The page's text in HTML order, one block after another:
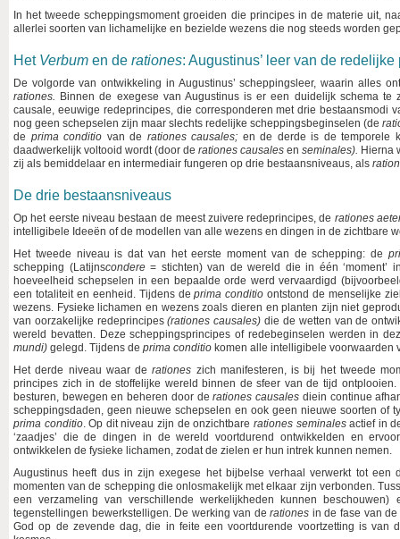
In het tweede scheppingsmoment groeiden die principes in de materie uit,
allerlei soorten van lichamelijke en bezielde wezens die nog steeds worden
Het Verbum en de rationes: Augustinus’ leer van de
De volgorde van ontwikkeling in Augustinus’ scheppingsleer, waarin alles
rationes. Binnen de exegese van Augustinus is er een duidelijk schema te
causale, eeuwige redeprincipes, die corresponderen met drie bestaansmodi
nog geen schepselen zijn maar slechts redelijke scheppingsbeginselen (de
de prima conditio van de rationes causales; en de derde is de temporele
daadwerkelijk voltooid wordt (door de rationes causales en seminales). Hierna
zij als bemiddelaar en intermediair fungeren op drie bestaansniveaus, als
De drie bestaansniveaus
Op het eerste niveau bestaan de meest zuivere redeprincipes, de rationes
intelligibele Ideeën of de modellen van alle wezens en dingen in de zichtbare
Het tweede niveau is dat van het eerste moment van de schepping: de
schepping (Latijnscondere = stichten) van de wereld die in één ‘moment’
hoeveelheid schepselen in een bepaalde orde werd vervaardigd
een totaliteit en eenheid. Tijdens deprima conditio ontstond de menselijke
wezens. Fysieke lichamen en wezens zoals dieren en planten zijn niet
van oorzakelijke redeprincipes(rationes causales)die de wetten van de
wereld bevatten. Deze scheppings­principes of redebeginselen werden in
mundi) gelegd. Tijdens de prima conditio komen alle intelligibele voorwaarden
Het derde niveau waar derationes zich manifesteren, is bij het tweede
principes zich in de stoffelijke wereld binnen de sfeer van de tijd
besturen, bewegen en beheren door derationes causales diein continue
scheppingsdaden, geen nieuwe schepselen en ook geen nieuwe soorten of
prima conditio. Op dit niveau zijn de onzichtbare rationes seminalesactief in
‘zaadjes’ die de dingen in de wereld voortdurend ontwikkelden en
ontwikkelen de fysieke lichamen, zodat de zielen er hun intrek kunnen nemen.
Augustinus heeft dus in zijn exegese het bijbelse verhaal verwerkt tot een
momenten van de schepping die onlosmakelijk met elkaar zijn verbonden.
een verzameling van verschillende werkelijkheden kunnen
tegenstellingen bewerkstelligen. De werking van derationes in de fase van de
God op de zevende dag, die in feite een voortdurende voortzetting is van